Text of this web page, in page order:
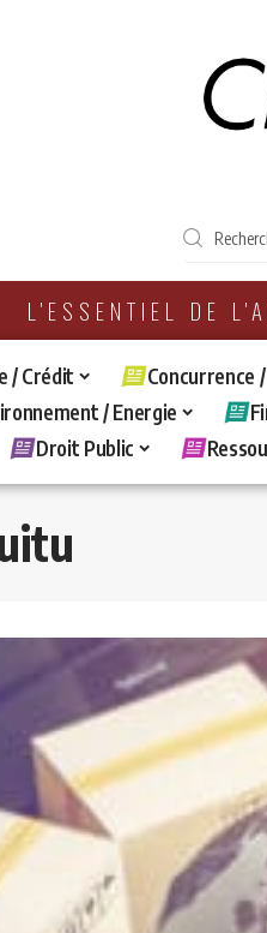
L'ESSENTIEL DE
/ Crédit Concurrence
/ Energie
Droit Public